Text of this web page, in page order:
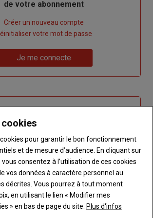
de votre abonnement
Créer un nouveau compte
votre mot de passe
Je me connecte
CRÉEZ UN COMPTE
votre formule et créez votre
pour accéder à tout Terre de
Touraine.
Créez un compte
pour garantir le bon fonctionnement
et de mesure d’audience. En cliquant sur
consentez à l’utilisation de ces cookies
vos données à caractère personnel au
décrites. Vous pourrez à tout moment
en utilisant le lien « Modifier mes
» en bas de page du site. Plus d'infos